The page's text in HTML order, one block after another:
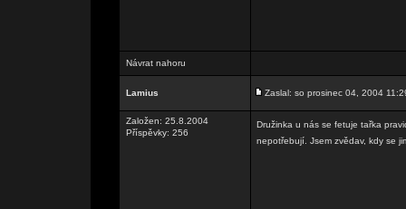
Návrat nahoru
Lamius Zaslal: so prosinec 04, 2004
Založen: 25.8.2004
Příspěvky: 256
Družinka u nás se fetuje tařka
nepotřebují. Jsem zvědav, kdy se